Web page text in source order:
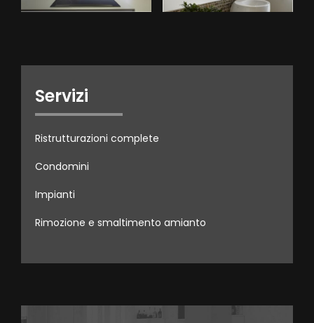
Servizi
Ristrutturazioni complete
Condomini
Impianti
Rimozione e smaltimento amianto